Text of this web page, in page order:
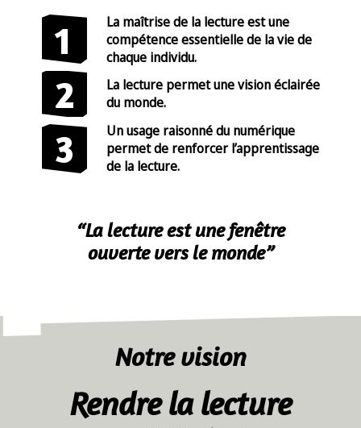
La maîtrise de la lecture est une
compétence essentielle de la vie de
chaque individu.
La lecture permet une vision éclairée
du monde.
Un usage raisonné du numérique
permet de renforcer l’apprentissage
de la lecture.
“La lecture est une fenêtre
ouverte vers le monde”
Notre vision
Rendre la lecture